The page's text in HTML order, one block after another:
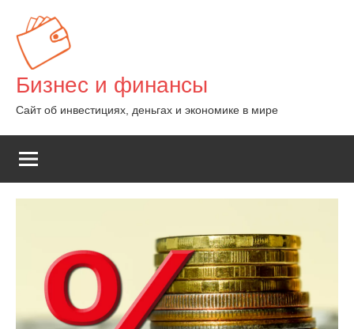
содержимому
Бизнес и финансы
Сайт об инвестициях, деньгах и экономике в мире